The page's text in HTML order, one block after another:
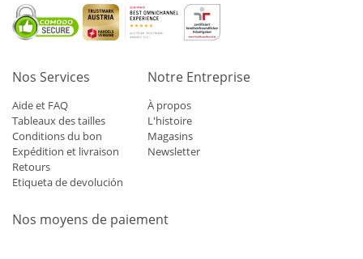
Nos Services
Aide et FAQ
Tableaux des tailles
Conditions du bon
Expédition et livraison
Retours
Etiqueta de devolución
Notre Entreprise
À propos
L'histoire
Magasins
Newsletter
Nos moyens de paiement